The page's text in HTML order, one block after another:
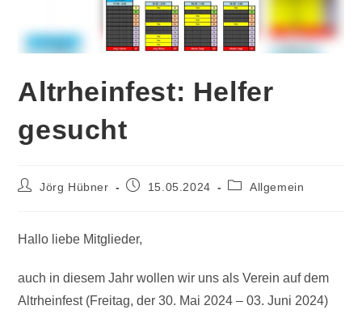
Altrheinfest: Helfer
gesucht
Jörg Hübner 15.05.2024 Allgemein
Hallo liebe Mitglieder,
auch in diesem Jahr wollen wir uns als Verein auf dem
Altrheinfest (Freitag, der 30. Mai 2024 – 03. Juni 2024)